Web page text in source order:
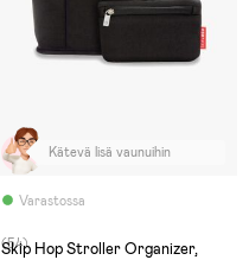
Varastossa
Kätevä lisä vaunuihin
(54)
Skip Hop Stroller Organizer,